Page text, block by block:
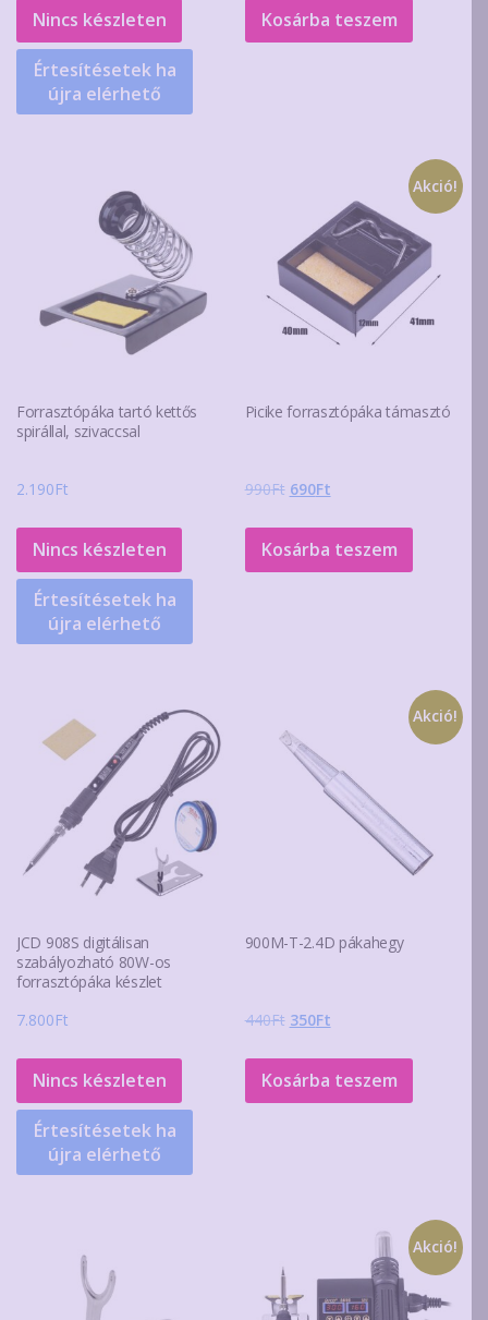
Nincs készleten
Értesítésetek ha
újra elérhető
was:
740Ft.
is:
650Ft.
Kosárba teszem
Forrasztópáka tartó kettős
spirállal, szivaccsal
2.190Ft
Nincs készleten
Értesítésetek ha
újra elérhető
Akció!
Picike forrasztópáka támasztó
990Ft Original
was:
990Ft.
690FtCurrent
is:
690Ft.
Kosárba teszem
JCD 908S digitálisan
szabályozható 80W-os
forrasztópáka készlet
7.800Ft
Nincs készleten
Értesítésetek ha
újra elérhető
Akció!
900M-T-2.4D pákahegy
440Ft Original
was:
440Ft.
350FtCurrent
is:
350Ft.
Kosárba teszem
Akció!